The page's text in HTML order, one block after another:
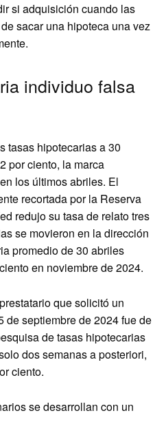
si adquisición cuando las
sacar una hipoteca una vez
individuo falsa
tasas hipotecarias a 30
por ciento, la marca
los últimos abriles. El
recortada por la Reserva
redujo su tasa de relato tres
se movieron en la dirección
promedio de 30 abriles
en noviembre de 2024.
que solicitó un
de septiembre de 2024 fue de
de tasas hipotecarias
dos semanas a posteriori,
ciento.
se desarrollan con un